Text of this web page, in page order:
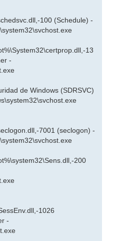
100 (Schedule) -
13
-
de Windows (SDRSVC)
7001 (seclogon) -
200
1026
-